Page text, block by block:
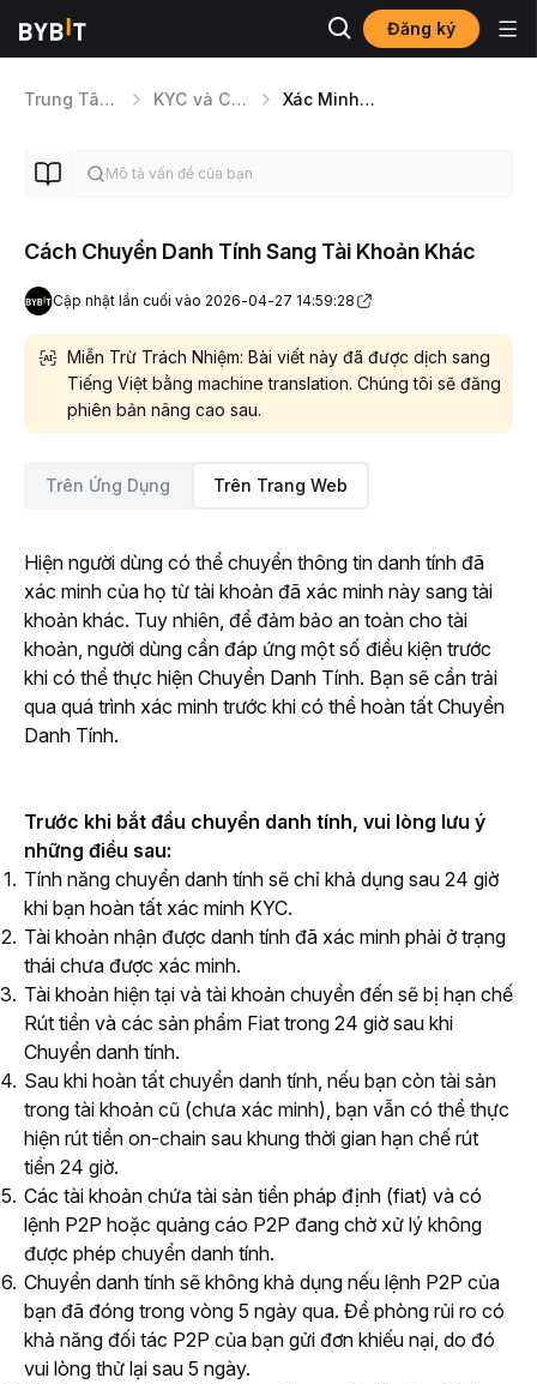
Đăng ký
Trung Tâm Trợ Giúp KYC và Các Vấn Đề Bảo Mật Xác Minh Danh Tính
Cách Chuyển Danh Tính Sang Tài Khoản Khác
Cập nhật lần cuối vào 2026-04-27 14:59:28
Miễn Trừ Trách Nhiệm: Bài viết này đã được dịch sang
Tiếng Việt bằng machine translation. Chúng tôi sẽ đăng
phiên bản nâng cao sau.
Trên Ứng Dụng Trên Trang Web
Hiện người dùng có thể chuyển thông tin danh tính đã
xác minh của họ từ tài khoản đã xác minh này sang tài
khoản khác. Tuy nhiên, để đảm bảo an toàn cho tài
khoản, người dùng cần đáp ứng một số điều kiện trước
khi có thể thực hiện Chuyển Danh Tính. Bạn sẽ cần trải
qua quá trình xác minh trước khi có thể hoàn tất Chuyển
Danh Tính.
Trước khi bắt đầu chuyển danh tính, vui lòng lưu ý
những điều sau:
Tính năng chuyển danh tính sẽ chỉ khả dụng sau 24 giờ
khi bạn hoàn tất xác minh KYC.
Tài khoản nhận được danh tính đã xác minh phải ở trạng
thái chưa được xác minh.
Tài khoản hiện tại và tài khoản chuyển đến sẽ bị hạn chế
Rút tiền và các sản phẩm Fiat trong 24 giờ sau khi
Chuyển danh tính.
Sau khi hoàn tất chuyển danh tính, nếu bạn còn tài sản
trong tài khoản cũ (chưa xác minh), bạn vẫn có thể thực
hiện rút tiền on-chain sau khung thời gian hạn chế rút
tiền 24 giờ.
Các tài khoản chứa tài sản tiền pháp định (fiat) và có
lệnh P2P hoặc quảng cáo P2P đang chờ xử lý không
được phép chuyển danh tính.
Chuyển danh tính sẽ không khả dụng nếu lệnh P2P của
bạn đã đóng trong vòng 5 ngày qua. Đề phòng rủi ro có
khả năng đối tác P2P của bạn gửi đơn khiếu nại, do đó
vui lòng thử lại sau 5 ngày.